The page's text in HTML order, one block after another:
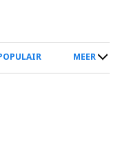
MEER